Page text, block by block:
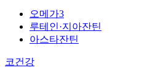
오메가3
루테인·지아잔틴
아스타잔틴
코건강